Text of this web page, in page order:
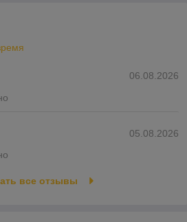
06.08.2026
05.08.2026
все отзывы